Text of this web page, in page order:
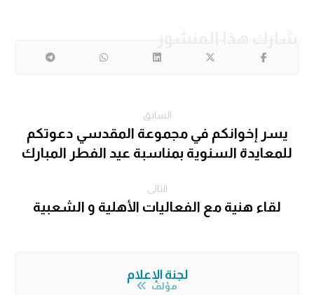
السابق
يسر إخوانكم في مجموعة المقدسي دعوتكم
للمعايدة السنوية بمناسبة عيد الفطر المبارك
التالى
لقاء هنية مع الفعاليات الأهلية و الشعبية
لجنة الإعلام
مؤلف